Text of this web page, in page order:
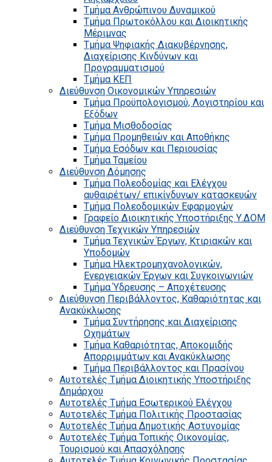
Τμήμα Ανθρώπινου Δυναμικού
Τμήμα Πρωτοκόλλου και Διοικητικής
Μέριμνας
Τμήμα Ψηφιακής Διακυβέρνησης,
Διαχείρισης Κινδύνων και
Προγραμματισμού
Τμήμα ΚΕΠ
Διεύθυνση Οικονομικών Υπηρεσιών
Τμήμα Προϋπολογισμού, Λογιστηρίου και
Εξόδων
Τμήμα Μισθοδοσίας
Τμήμα Προμηθειών και Αποθήκης
Τμήμα Εσόδων και Περιουσίας
Τμήμα Ταμείου
Διεύθυνση Δόμησης
Τμήμα Πολεοδομίας και Ελέγχου
αυθαιρέτων/ επικίνδυνων κατασκευών
Τμήμα Πολεοδομικών Εφαρμογών
Γραφείο Διοικητικής Υποστήριξης Υ.ΔΟΜ
Διεύθυνση Τεχνικών Υπηρεσιών
Τμήμα Τεχνικών Έργων, Κτιριακών και
Υποδομών
Τμήμα Ηλεκτρομηχανολογικών,
Ενεργειακών Έργων και Συγκοινωνιών
Τμήμα Ύδρευσης – Αποχέτευσης
Διεύθυνση Περιβάλλοντος, Καθαριότητας και
Ανακύκλωσης
Τμήμα Συντήρησης και Διαχείρισης
Οχημάτων
Τμήμα Καθαριότητας, Αποκομιδής
Απορριμμάτων και Ανακύκλωσης
Τμήμα Περιβάλλοντος και Πρασίνου
Αυτοτελές Τμήμα Διοικητικής Υποστήριξης
Δημάρχου
Αυτοτελές Τμήμα Εσωτερικού Ελέγχου
Αυτοτελές Τμήμα Πολιτικής Προστασίας
Αυτοτελές Τμήμα Δημοτικής Αστυνομίας
Αυτοτελές Τμήμα Τοπικής Οικονομίας,
Τουρισμού και Απασχόλησης